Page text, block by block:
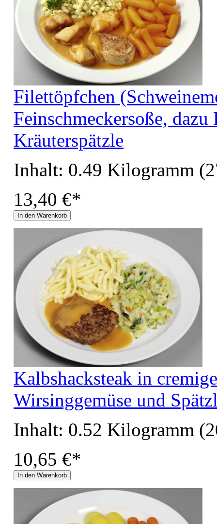
Filettöpfchen
Feinschmeckersoße,
Kräuterspätzle
Inhalt: 0.49 Kilogramm
13,40 €*
In den Warenkorb
Kalbshacksteak in
Wirsinggemüse und
Inhalt: 0.52 Kilogramm
10,65 €*
In den Warenkorb